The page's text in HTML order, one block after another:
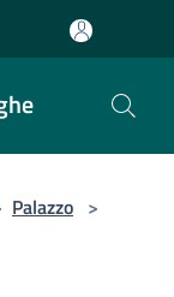
Palazzo >